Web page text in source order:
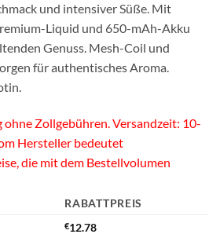
und intensiver Süße. Mit
Liquid und 650-mAh-Akku
Genuss. Mesh-Coil und
für authentisches Aroma.
Zollgebühren. Versandzeit: 10-
Hersteller bedeutet
die mit dem Bestellvolumen
RABATTPREIS
€12.78